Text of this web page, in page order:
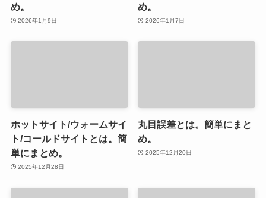
め。
2026年1月9日
め。
2026年1月7日
ホットサイト/ウォームサイ
ト/コールドサイトとは。簡
単にまとめ。
2025年12月28日
丸目誤差とは。簡単にまと
め。
2025年12月20日